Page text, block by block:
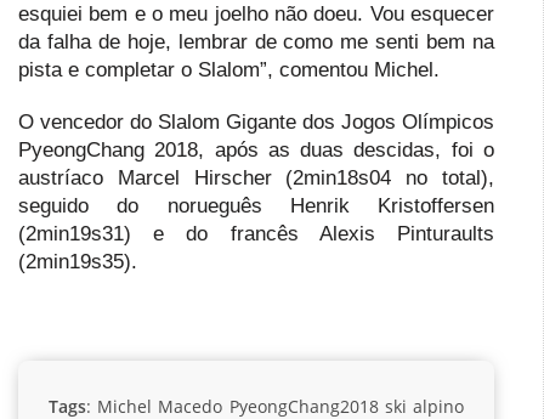
esquiei bem e o meu joelho não doeu. Vou esquecer
da falha de hoje, lembrar de como me senti bem na
pista e completar o Slalom”, comentou Michel.
O vencedor do Slalom Gigante dos Jogos Olímpicos
PyeongChang 2018, após as duas descidas, foi o
austríaco Marcel Hirscher (2min18s04 no total),
seguido do norueguês Henrik Kristoffersen
(2min19s31) e do francês Alexis Pinturaults
(2min19s35).
Tags: Michel Macedo PyeongChang2018 ski alpino